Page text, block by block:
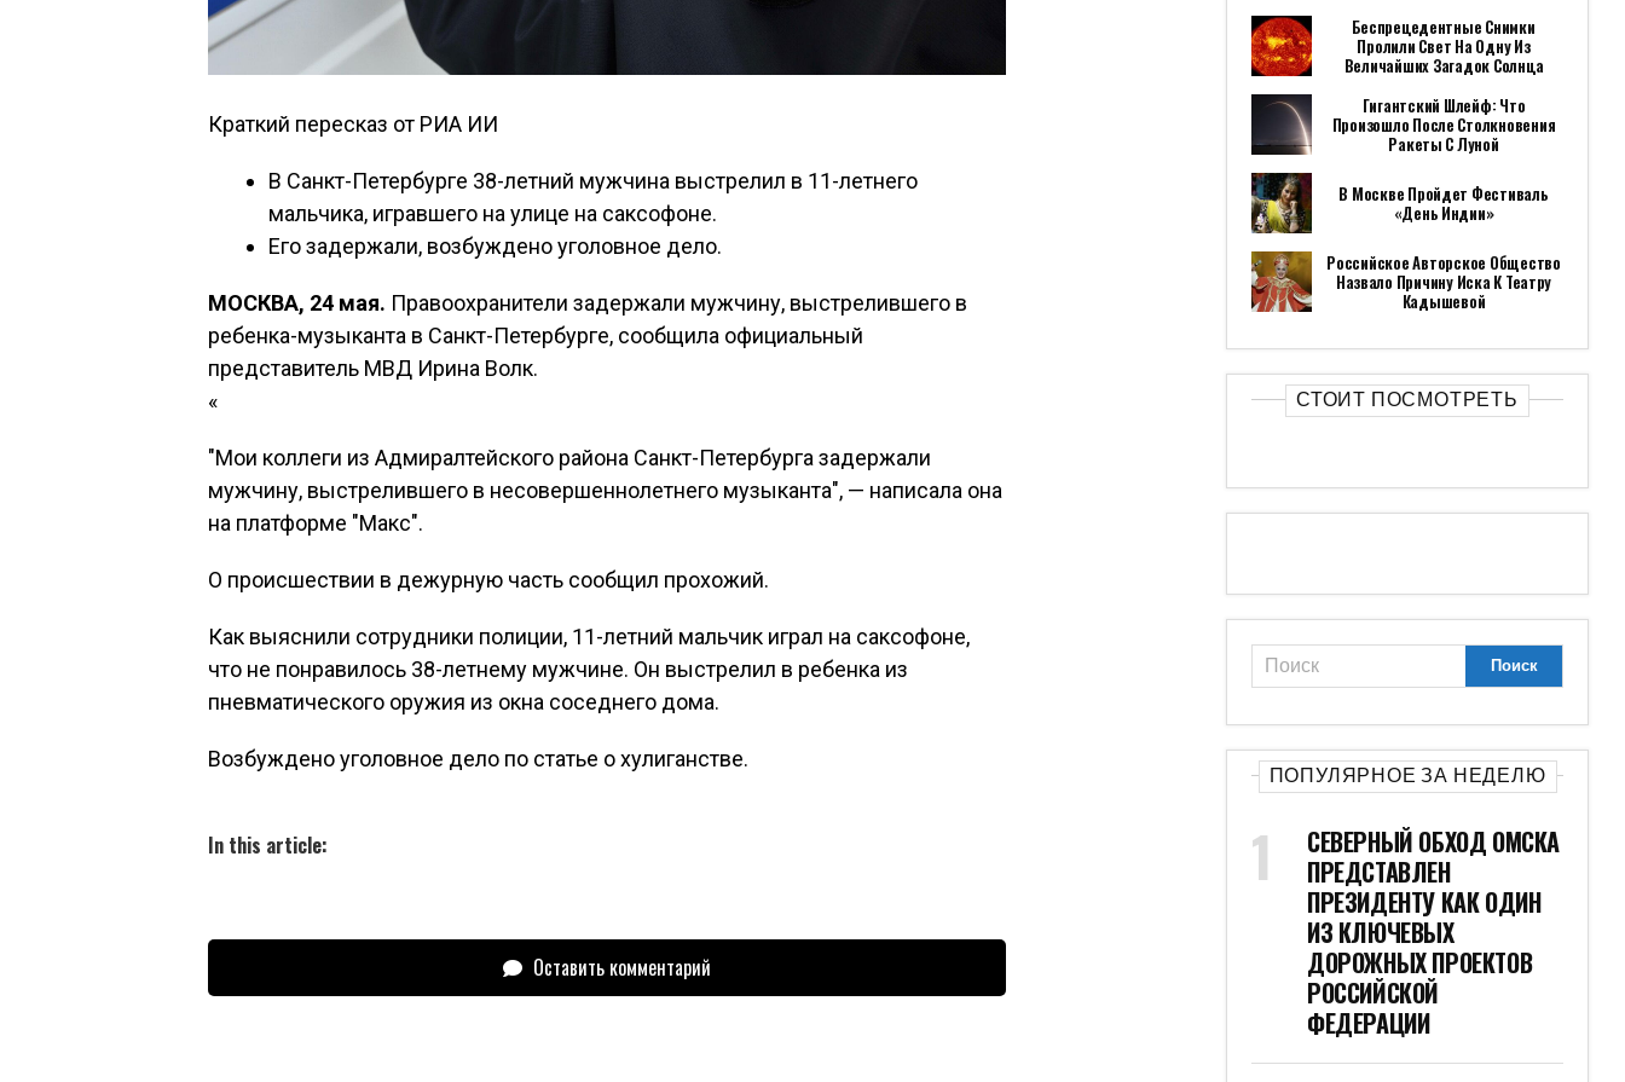
Краткий пересказ от РИА ИИ
В Санкт-Петербурге 38-летний мужчина выстрелил в 11-летнего
мальчика, игравшего на улице на саксофоне.
Его задержали, возбуждено уголовное дело.
МОСКВА, 24 мая. Правоохранители задержали мужчину, выстрелившего в
ребенка-музыканта в Санкт-Петербурге, сообщила официальный
представитель МВД Ирина Волк.
«
"Мои коллеги из Адмиралтейского района Санкт-Петербурга задержали
мужчину, выстрелившего в несовершеннолетнего музыканта", — написала она
на платформе "Макс".
О происшествии в дежурную часть сообщил прохожий.
Как выяснили сотрудники полиции, 11-летний мальчик играл на саксофоне,
что не понравилось 38-летнему мужчине. Он выстрелил в ребенка из
пневматического оружия из окна соседнего дома.
Возбуждено уголовное дело по статье о хулиганстве.
In this article:
Оставить комментарий
Беспрецедентные Снимки
Пролили Свет На Одну Из
Величайших Загадок Солнца
Гигантский Шлейф: Что
Произошло После Столкновения
Ракеты С Луной
В Москве Пройдет Фестиваль
«День Индии»
Российское Авторское Общество
Назвало Причину Иска К Театру
Кадышевой
СТОИТ ПОСМОТРЕТЬ
ПОПУЛЯРНОЕ ЗА НЕДЕЛЮ
СЕВЕРНЫЙ ОБХОД ОМСКА
ПРЕДСТАВЛЕН
ПРЕЗИДЕНТУ КАК ОДИН
ИЗ КЛЮЧЕВЫХ
ДОРОЖНЫХ ПРОЕКТОВ
РОССИЙСКОЙ
ФЕДЕРАЦИИ